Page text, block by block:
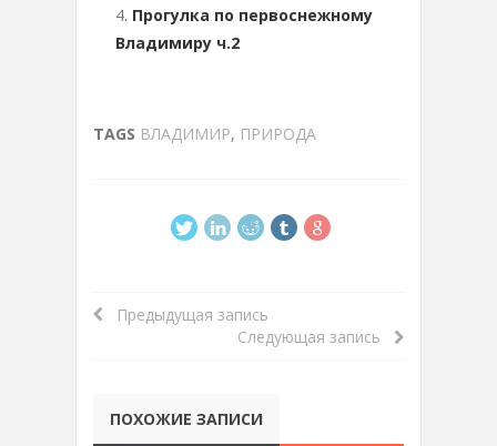
Прогулка по первоснежному
Владимиру ч.2
TAGS ВЛАДИМИР, ПРИРОДА
Предыдущая запись
Следующая запись
ПОХОЖИЕ ЗАПИСИ